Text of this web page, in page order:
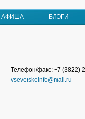
АФИША БЛОГИ
Телефон/факс: +7 (3822)
vseverskeinfo@mail.ru